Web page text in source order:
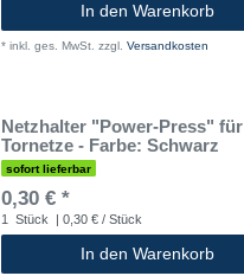
In den Warenkorb
* inkl. ges. MwSt. zzgl. Versandkosten
Netzhalter "Power-Press" für
Tornetze - Farbe: Schwarz
sofort lieferbar
0,30 € *
1 Stück | 0,30 € / Stück
In den Warenkorb